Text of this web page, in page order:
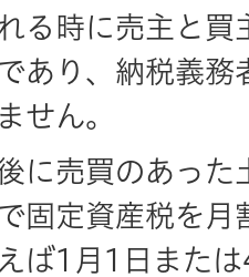
る時に売主と買
あり、納税義
せん。
に売買のあった
固定資産税を月
ば1月1日また